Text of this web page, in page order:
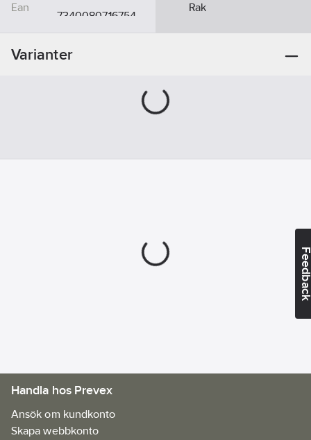
Ean
7340080716754
Rak
Varianter
Handla hos Prevex
Ansök om kundkonto
Skapa webbkonto